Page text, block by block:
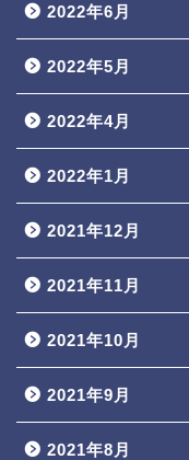
2022年6月
2022年5月
2022年4月
2022年1月
2021年12月
2021年11月
2021年10月
2021年9月
2021年8月